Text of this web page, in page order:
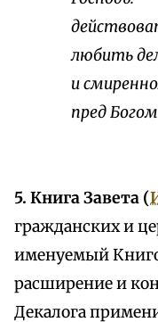
любить
и
пред
5. Книга Завета (
гражданских и
именуемый
расширение и
Декалога